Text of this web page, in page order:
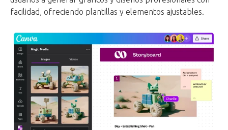
facilidad, ofreciendo plantillas y elementos ajustables.